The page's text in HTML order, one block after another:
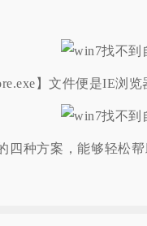
】文件便是IE浏览
方案，能够轻松帮